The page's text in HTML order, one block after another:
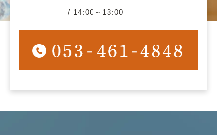
/ 14:00～18:00